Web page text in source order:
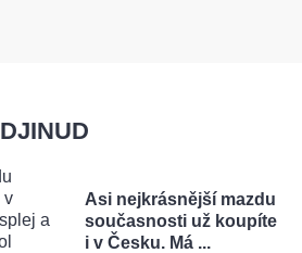
Asi nejkrásnější mazdu
současnosti už koupíte
i v Česku. Má ...